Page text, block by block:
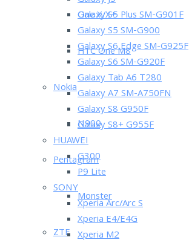
One X/X+
HTC One M8
Nokia
N900
Pentagram
Monster
ZTE
Galaxy S5 Plus SM-G901F
Galaxy S5 SM-G900
Galaxy S6 Edge SM-G925F
Galaxy S6 SM-G920F
Galaxy Tab A6 T280
Galaxy A7 SM-A750FN
Galaxy S8 G950F
Galaxy S8+ G955F
HUAWEI
G300
P9 Lite
SONY
Xperia Arc/Arc S
Xperia E4/E4G
Xperia M2